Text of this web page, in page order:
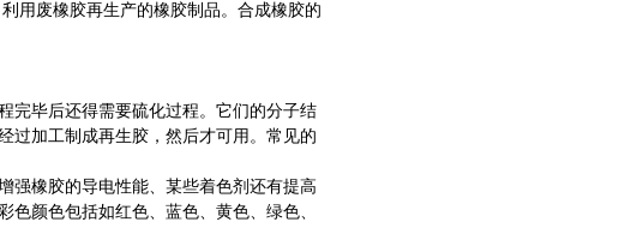
用废橡胶再生产的橡胶制品。合成橡胶的
完毕后还得需要硫化过程。它们的分子结
过加工制成再生胶，然后才可用。常见的
强橡胶的导电性能、某些着色剂还有提高
颜色包括如红色、蓝色、黄色、绿色、